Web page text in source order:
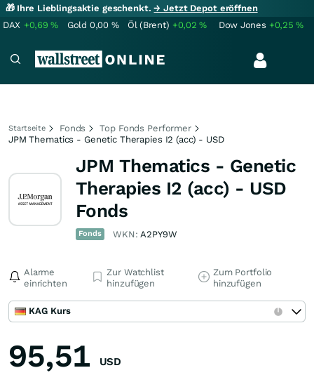
🎁 Ihre Lieblingsaktie geschenkt.→ Jetzt Depot eröffnen
DAX +0,69% Gold 0,00 % Öl (Brent) +0,02% Dow Jones +0,25%
Startseite Fonds
Top Fonds Performer
JPM Thematics - Genetic Therapies I2 (acc) - USD
JPM Thematics - Genetic
Therapies I2 (acc) - USD
Fonds
Fonds WKN:A2PY9W
Alarme
einrichten
Zur Watchlist
hinzufügen
Zum Portfolio
hinzufügen
KAG Kurs
95,51 USD